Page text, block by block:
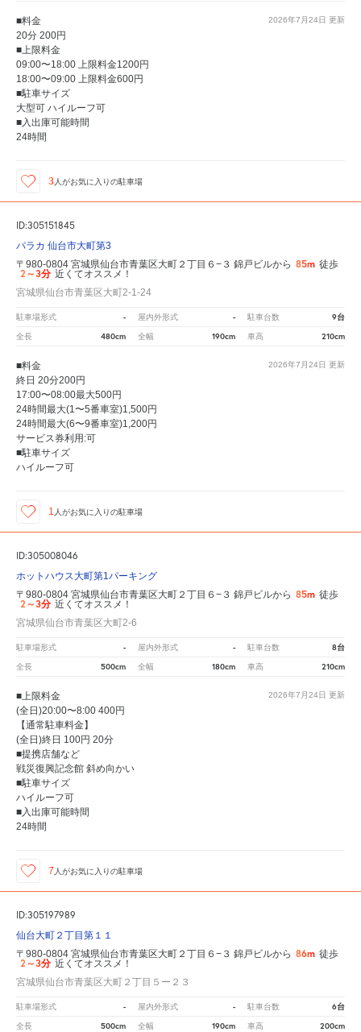
2026年7月24日 更新
■料金
20分 200円
■上限料金
09:00〜18:00 上限料金1200円
18:00〜09:00 上限料金600円
■駐車サイズ
大型可 ハイルーフ可
■入出庫可能時間
24時間
3 人がお気に入りの駐車場
ID:305151845
パラカ 仙台市大町第3
〒980-0804 宮城県仙台市青葉区大町２丁目６−３ 錦戸ビルから 85m 徒歩
2～3分 近くてオススメ！
宮城県仙台市青葉区大町2-1-24
駐車場形式 - 屋内外形式 - 駐車台数 9台
全長 480cm 全幅 190cm 車高 210cm
2026年7月24日 更新
■料金
終日 20分200円
17:00〜08:00最大500円
24時間最大(1〜5番車室)1,500円
24時間最大(6〜9番車室)1,200円
サービス券利用:可
■駐車サイズ
ハイルーフ可
1 人がお気に入りの駐車場
ID:305008046
ホットハウス大町第1パーキング
〒980-0804 宮城県仙台市青葉区大町２丁目６−３ 錦戸ビルから 85m 徒歩
2～3分 近くてオススメ！
宮城県仙台市青葉区大町2-6
駐車場形式 - 屋内外形式 - 駐車台数 8台
全長 500cm 全幅 180cm 車高 210cm
2026年7月24日 更新
■上限料金
(全日)20:00〜8:00 400円
【通常駐車料金】
(全日)終日 100円 20分
■提携店舗など
戦災復興記念館 斜め向かい
■駐車サイズ
ハイルーフ可
■入出庫可能時間
24時間
7 人がお気に入りの駐車場
ID:305197989
仙台大町２丁目第１１
〒980-0804 宮城県仙台市青葉区大町２丁目６−３ 錦戸ビルから 86m 徒歩
2～3分 近くてオススメ！
宮城県仙台市青葉区大町２丁目５ー２３
駐車場形式 - 屋内外形式 - 駐車台数 6台
全長 500cm 全幅 190cm 車高 200cm